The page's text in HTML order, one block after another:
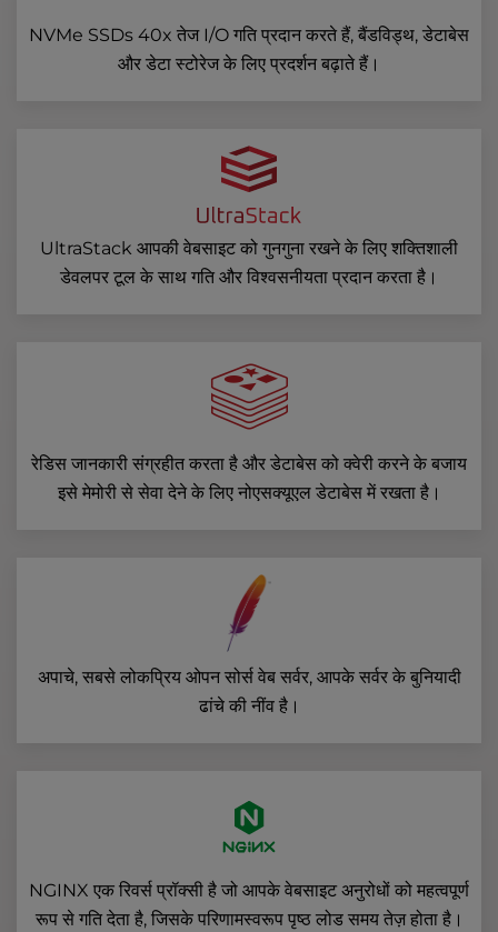
NVMe SSDs 40x तेज I/O गति प्रदान करते हैं, बैंडविड्थ, डेटाबेस
और डेटा स्टोरेज के लिए प्रदर्शन बढ़ाते हैं।
UltraStack आपकी वेबसाइट को गुनगुना रखने के लिए शक्तिशाली
डेवलपर टूल के साथ गति और विश्वसनीयता प्रदान करता है।
रेडिस जानकारी संग्रहीत करता है और डेटाबेस को क्वेरी करने के बजाय
इसे मेमोरी से सेवा देने के लिए नोएसक्यूएल डेटाबेस में रखता है।
अपाचे, सबसे लोकप्रिय ओपन सोर्स वेब सर्वर, आपके सर्वर के बुनियादी
ढांचे की नींव है।
NGINX एक रिवर्स प्रॉक्सी है जो आपके वेबसाइट अनुरोधों को महत्वपूर्ण
रूप से गति देता है, जिसके परिणामस्वरूप पृष्ठ लोड समय तेज़ होता है।